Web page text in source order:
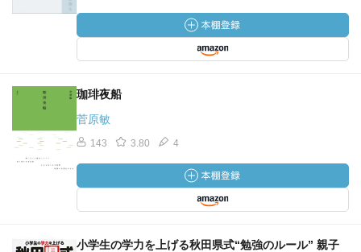
珈琲夜船
菅原敏
143 3.80 4
小学生の学力を上げる秋田県式“勉強のルール” 親子